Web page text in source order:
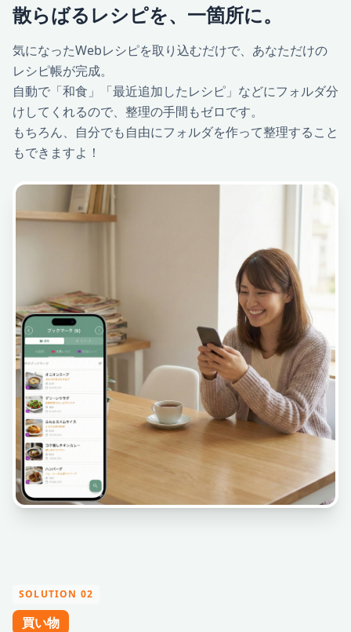
散らばるレシピを、一箇所に。
気になったWebレシピを取り込むだけで、あなただけの
レシピ帳が完成。
自動で「和食」「最近追加したレシピ」などにフォルダ分
けしてくれるので、整理の手間もゼロです。
もちろん、自分でも自由にフォルダを作って整理すること
もできますよ！
SOLUTION 02
買い物